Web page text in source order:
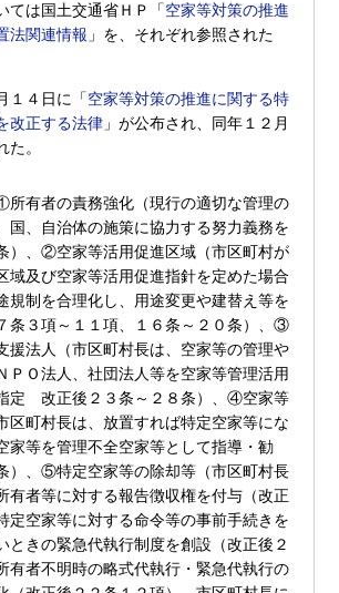
ては国土交通省ＨＰ「空家等対策の推進
法関連情報 」を、それぞれ参照された
１４日に「空家等対策の推進に関する特
改正する法律 」が公布され、同年１２月
た。
有者の責務強化（現行の適切な管理の
国、自治体の施策に協力する努力義務を
、②空家等活用促進区域（市区町村が
域及び空家等活用促進指針を定めた場合
規制を合理化し、用途変更や建替え等を
３項～１１項、１６条～２０条）、③
援法人（市区町村長は、空家等の管理や
ＰＯ法人、社団法人等を空家等管理活用
定 改正後２３条～２８条）、④空家等
区町村長は、放置すれば特定空家等にな
家等を管理不全空家等として指導・勧
、⑤特定空家等の除却等（市区町村長
有者等に対する報告徴収権を付与（改正
定空家等に対する命令等の事前手続きを
ときの緊急代執行制度を創設（改正後２
有者不明時の略式代執行・緊急代執行の